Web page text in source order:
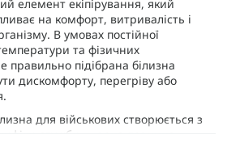
елемент екіпірування, який
на комфорт, витривалість і
В умовах постійної
та фізичних
правильно підібрана білизна
дискомфорту, перегріву або
для військових створюється з
служби — вона повинна
швидко висихати, не обмежувати